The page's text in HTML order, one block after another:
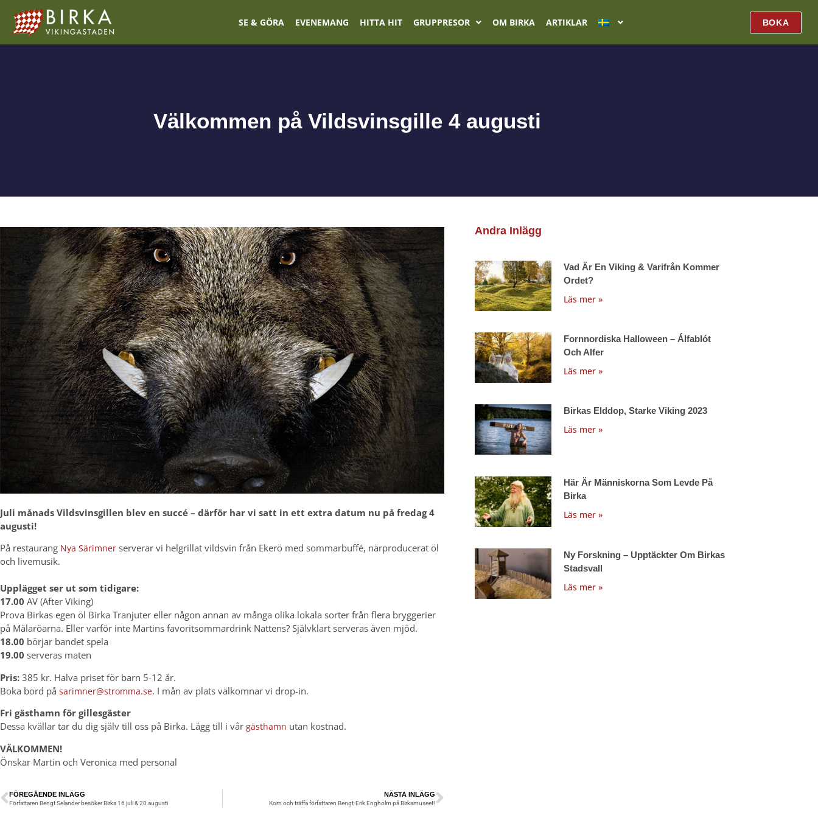
SE & GÖRA EVENEMANG HITTA HIT GRUPPRESOR OM BIRKA ARTIKLAR BOKA
Välkommen på Vildsvinsgille 4 augusti
Juli månads Vildsvinsgillen blev en succé – därför har vi satt in ett extra datum nu på fredag 4
augusti!
På restaurang Nya Särimner serverar vi helgrillat vildsvin från Ekerö med sommarbuffé, närproducerat öl
och livemusik.
Upplägget ser ut som tidigare:
17.00 AV (After Viking)
Prova Birkas egen öl Birka Tranjuter eller någon annan av många olika lokala sorter från flera bryggerier
på Mälaröarna. Eller varför inte Martins favoritsommardrink Nattens? Självklart serveras även mjöd.
18.00 börjar bandet spela
19.00 serveras maten
Pris: 385 kr. Halva priset för barn 5-12 år.
Boka bord på sarimner@stromma.se. I mån av plats välkomnar vi drop-in.
Fri gästhamn för gillesgäster
Dessa kvällar tar du dig själv till oss på Birka. Lägg till i vår gästhamn utan kostnad.
VÄLKOMMEN!
Önskar Martin och Veronica med personal
FÖREGÅENDE INLÄGG
Författaren Bengt Selander besöker Birka 16 juli & 20 augusti
NÄSTA INLÄGG
Kom och träffa författaren Bengt-Erik Engholm på Birkamuseet!
Andra Inlägg
Vad Är En Viking & Varifrån Kommer
Ordet?
Läs mer »
Fornnordiska Halloween – Álfablót
Och Alfer
Läs mer »
Birkas Elddop, Starke Viking 2023
Läs mer »
Här Är Människorna Som Levde På
Birka
Läs mer »
Ny Forskning – Upptäckter Om Birkas
Stadsvall
Läs mer »